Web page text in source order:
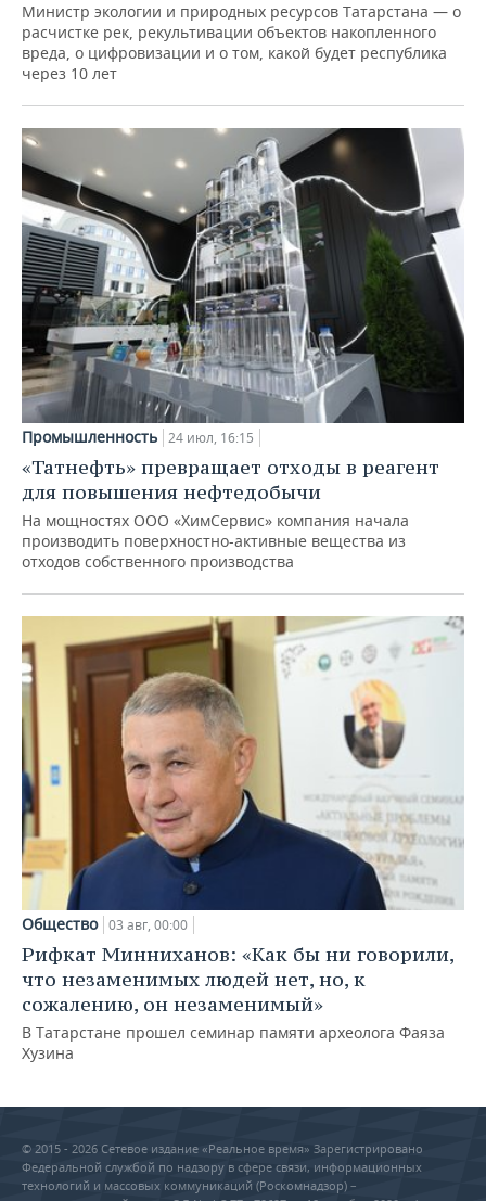
Министр экологии и природных ресурсов Татарстана — о
расчистке рек, рекультивации объектов накопленного
вреда, о цифровизации и о том, какой будет республика
через 10 лет
Промышленность 24 июл, 16:15
«Татнефть» превращает отходы в реагент
для повышения нефтедобычи
На мощностях ООО «ХимСервис» компания начала
производить поверхностно-активные вещества из
отходов собственного производства
Общество 03 авг, 00:00
Рифкат Минниханов: «Как бы ни говорили,
что незаменимых людей нет, но, к
сожалению, он незаменимый»
В Татарстане прошел семинар памяти археолога Фаяза
Хузина
© 2015 - 2026 Сетевое издание «Реальное время» Зарегистрировано
Федеральной службой по надзору в сфере связи, информационных
технологий и массовых коммуникаций (Роскомнадзор) –